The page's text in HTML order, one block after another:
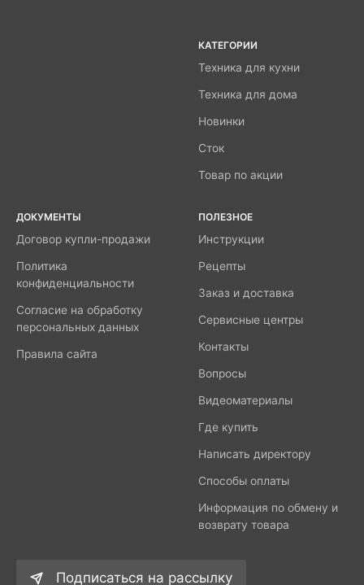
КАТЕГОРИИ
Техника для кухни
Техника для дома
Новинки
Сток
Товар по акции
ДОКУМЕНТЫ
Договор купли-продажи
Политика
конфиденциальности
Согласие на обработку
персональных данных
Правила сайта
ПОЛЕЗНОЕ
Инструкции
Рецепты
Заказ и доставка
Сервисные центры
Контакты
Вопросы
Видеоматериалы
Где купить
Написать директору
Способы оплаты
Информация по обмену и
возврату товара
Подписаться на рассылку